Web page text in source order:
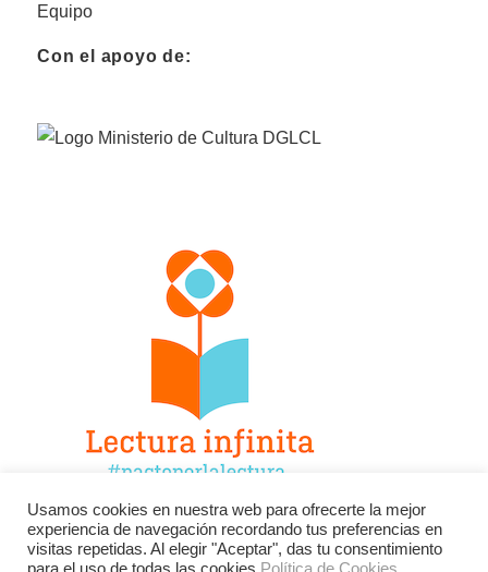
Equipo
Con el apoyo de:
Facebook Twitter
Instagram
Usamos cookies en nuestra web para ofrecerte la mejor
experiencia de navegación recordando tus preferencias en
visitas repetidas. Al elegir "Aceptar", das tu consentimiento